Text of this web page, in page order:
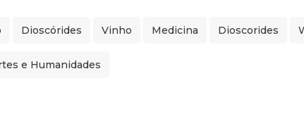
Dioscórides Vinho Medicina Dioscorides
e Humanidades